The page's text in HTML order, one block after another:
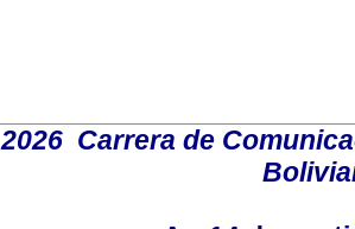
2026 Carrera de